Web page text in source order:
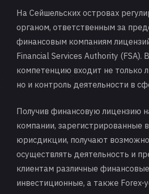
На Сейшельских островах
органом, ответственным за
финансовым компаниям
Financial Services Authority (FSA).
компетенцию входит не только
но и контроль деятельности в
Получив финансовую лицензию
компании, зарегистрированные
юрисдикции, получают
осуществлять деятельность и
клиентам различные
инвестиционные, а также Forex-